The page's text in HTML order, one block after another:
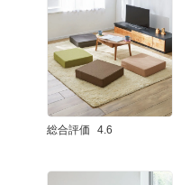
総合評価 4.6